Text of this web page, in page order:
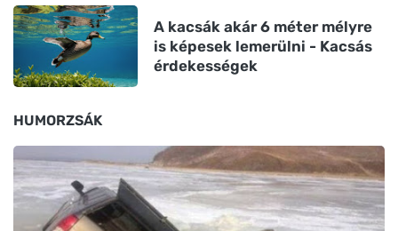
A kacsák akár 6 méter mélyre
is képesek lemerülni - Kacsás
érdekességek
HUMORZSÁK